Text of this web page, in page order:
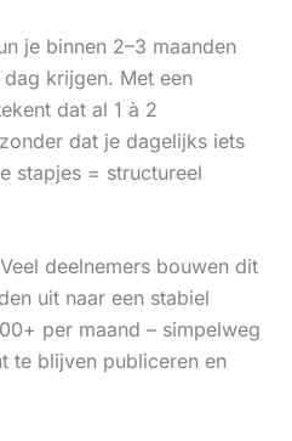
je binnen 2–3 maanden
krijgen. Met een
dat al 1 à 2
dat je dagelijks iets
stapjes = structureel
deelnemers bouwen dit
uit naar een stabiel
per maand – simpelweg
te blijven publiceren en